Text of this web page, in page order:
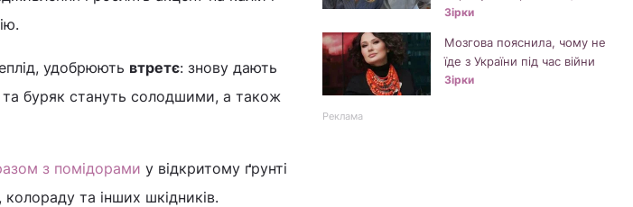
удобрюють втретє: знову дають
буряк стануть солодшими, а також
з помідорами у відкритому ґрунті
та інших шкідників.
Зірки
Мозгова пояснила, чому не
їде з України під час війни
Зірки
Реклама